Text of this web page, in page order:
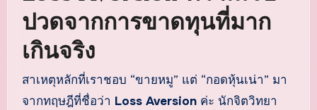
ปวดจากการขาดทุนที่มาก
เกินจริง
สาเหตุหลักที่เราชอบ “ขายหมู” แต่ “กอดหุ้นเน่า” มา
จากทฤษฎีที่ชื่อว่า Loss Aversionค่ะ นักจิตวิทยา